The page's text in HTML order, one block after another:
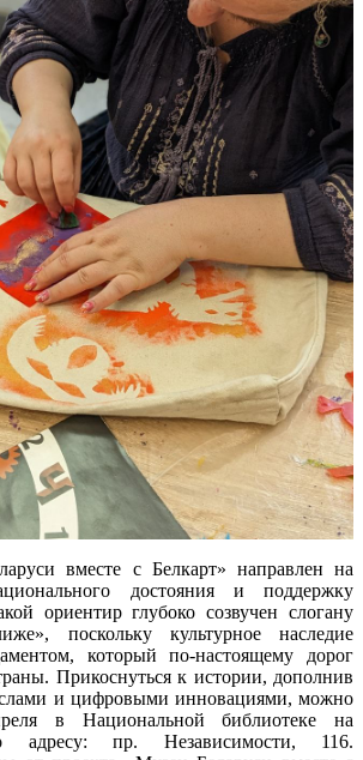
вместе с Белкарт» направлен на
достояния и поддержку
ориентир глубоко созвучен слогану
поскольку культурное наследие
который по-настоящему дорог
Прикоснуться к истории, дополнив
и цифровыми инновациями, можно
в Национальной библиотеке на
адресу: пр. Независимости, 116.